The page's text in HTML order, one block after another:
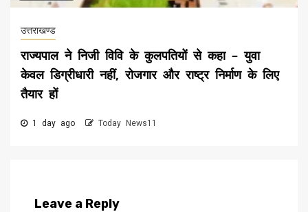
उत्तराखण्ड
राज्यपाल ने निजी विवि के कुलपतियों से कहा – युवा
केवल डिग्रीधारी नहीं, रोजगार और राष्ट्र निर्माण के लिए
तैयार हों
1 day ago Today News11
Leave a Reply